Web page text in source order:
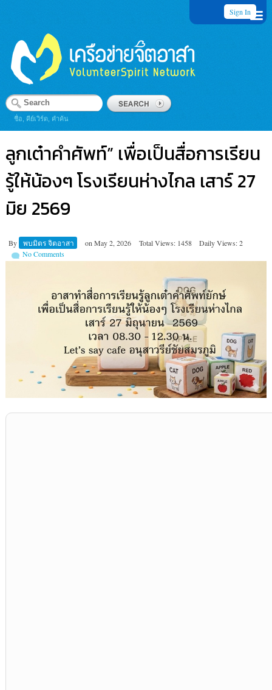
Sign In
ชื่อ, คีย์เวิร์ด, คำค้น
ลูกเต๋าคำศัพท์” เพื่อเป็นสื่อการเรียน
รู้ให้น้องๆ โรงเรียนห่างไกล เสาร์ 27
มิย 2569
By พบมิตร จิตอาสา on May 2, 2026 Total Views: 1458
Daily Views: 2
No Comments